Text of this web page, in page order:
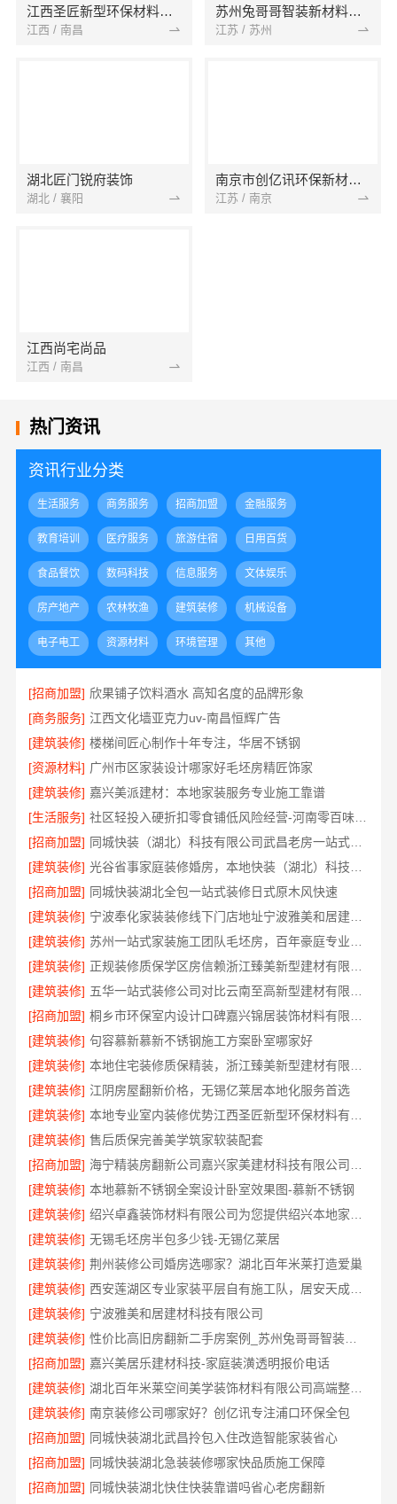
江西圣匠新型环保材料有限公司
江西 / 南昌
苏州兔哥哥智装新材料有限公司
江苏 / 苏州
湖北匠门锐府装饰
湖北 / 襄阳
南京市创亿讯环保新材料有限公司
江苏 / 南京
江西尚宅尚品
江西 / 南昌
热门资讯
资讯行业分类
生活服务 商务服务 招商加盟 金融服务
教育培训 医疗服务 旅游住宿 日用百货
食品餐饮 数码科技 信息服务 文体娱乐
房产地产 农林牧渔 建筑装修 机械设备
电子电工 资源材料 环境管理 其他
[招商加盟] 欣果铺子饮料酒水 高知名度的品牌形象
[商务服务] 江西文化墙亚克力uv-南昌恒辉广告
[建筑装修] 楼梯间匠心制作十年专注，华居不锈钢
[资源材料] 广州市区家装设计哪家好毛坯房精匠饰家
[建筑装修] 嘉兴美派建材：本地家装服务专业施工靠谱
[生活服务]
社区轻投入硬折扣零食铺低风险经营-河南零百味供应链有限公司
[招商加盟]
同城快装（湖北）科技有限公司武昌老房一站式装修北欧风靠谱
[建筑装修]
[招商加盟] 同城快装湖北全包一站式装修日式原木风快速
[建筑装修]
宁波奉化家装装修线下门店地址宁波雅美和居建材科技有限公司
[建筑装修]
[建筑装修]
[建筑装修]
[招商加盟]
[建筑装修] 句容慕新慕新不锈钢施工方案卧室哪家好
[建筑装修]
[建筑装修] 江阴房屋翻新价格，无锡亿莱居本地化服务首选
[建筑装修]
[建筑装修] 售后质保完善美学筑家软装配套
[招商加盟]
[建筑装修] 本地慕新不锈钢全案设计卧室效果图-慕新不锈钢
[建筑装修]
[建筑装修] 无锡毛坯房半包多少钱-无锡亿莱居
[建筑装修] 荆州装修公司婚房选哪家？湖北百年米莱打造爱巢
[建筑装修]
西安莲湖区专业家装平层自有施工队，居安天成精工细作
[建筑装修] 宁波雅美和居建材科技有限公司
[建筑装修]
性价比高旧房翻新二手房案例_苏州兔哥哥智装新材料有限公司
[招商加盟] 嘉兴美居乐建材科技-家庭装潢透明报价电话
[建筑装修]
湖北百年米莱空间美学装饰材料有限公司高端整家装修老房
[建筑装修] 南京装修公司哪家好？创亿讯专注浦口环保全包
[招商加盟] 同城快装湖北武昌拎包入住改造智能家装省心
[招商加盟] 同城快装湖北急装装修哪家快品质施工保障
[招商加盟] 同城快装湖北快住快装靠谱吗省心老房翻新